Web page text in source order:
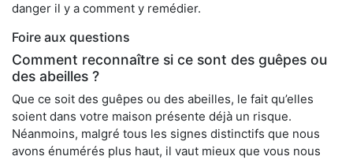
danger il y a comment y remédier.
Foire aux questions
Comment reconnaître si ce sont des guêpes ou
des abeilles ?
Que ce soit des guêpes ou des abeilles, le fait qu’elles
soient dans votre maison présente déjà un risque.
Néanmoins, malgré tous les signes distinctifs que nous
avons énumérés plus haut, il vaut mieux que vous nous